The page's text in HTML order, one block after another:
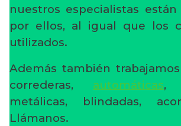
nuestros especialistas están
por ellos, al igual que los
utilizados.
Además también
correderas, automáticas,
metálicas, blindadas,
Llámanos.